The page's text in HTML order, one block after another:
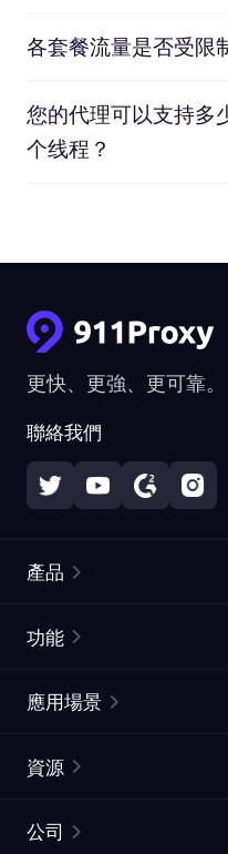
各套餐流量是否受限
您的代理可以支持多
个线程？
更快、更強、更可靠。
聯絡我們
產品
靜態住宅代理
網頁擷取 API
功能
ISP代理
ProxySite
應用場景
市場研究
資源
公司